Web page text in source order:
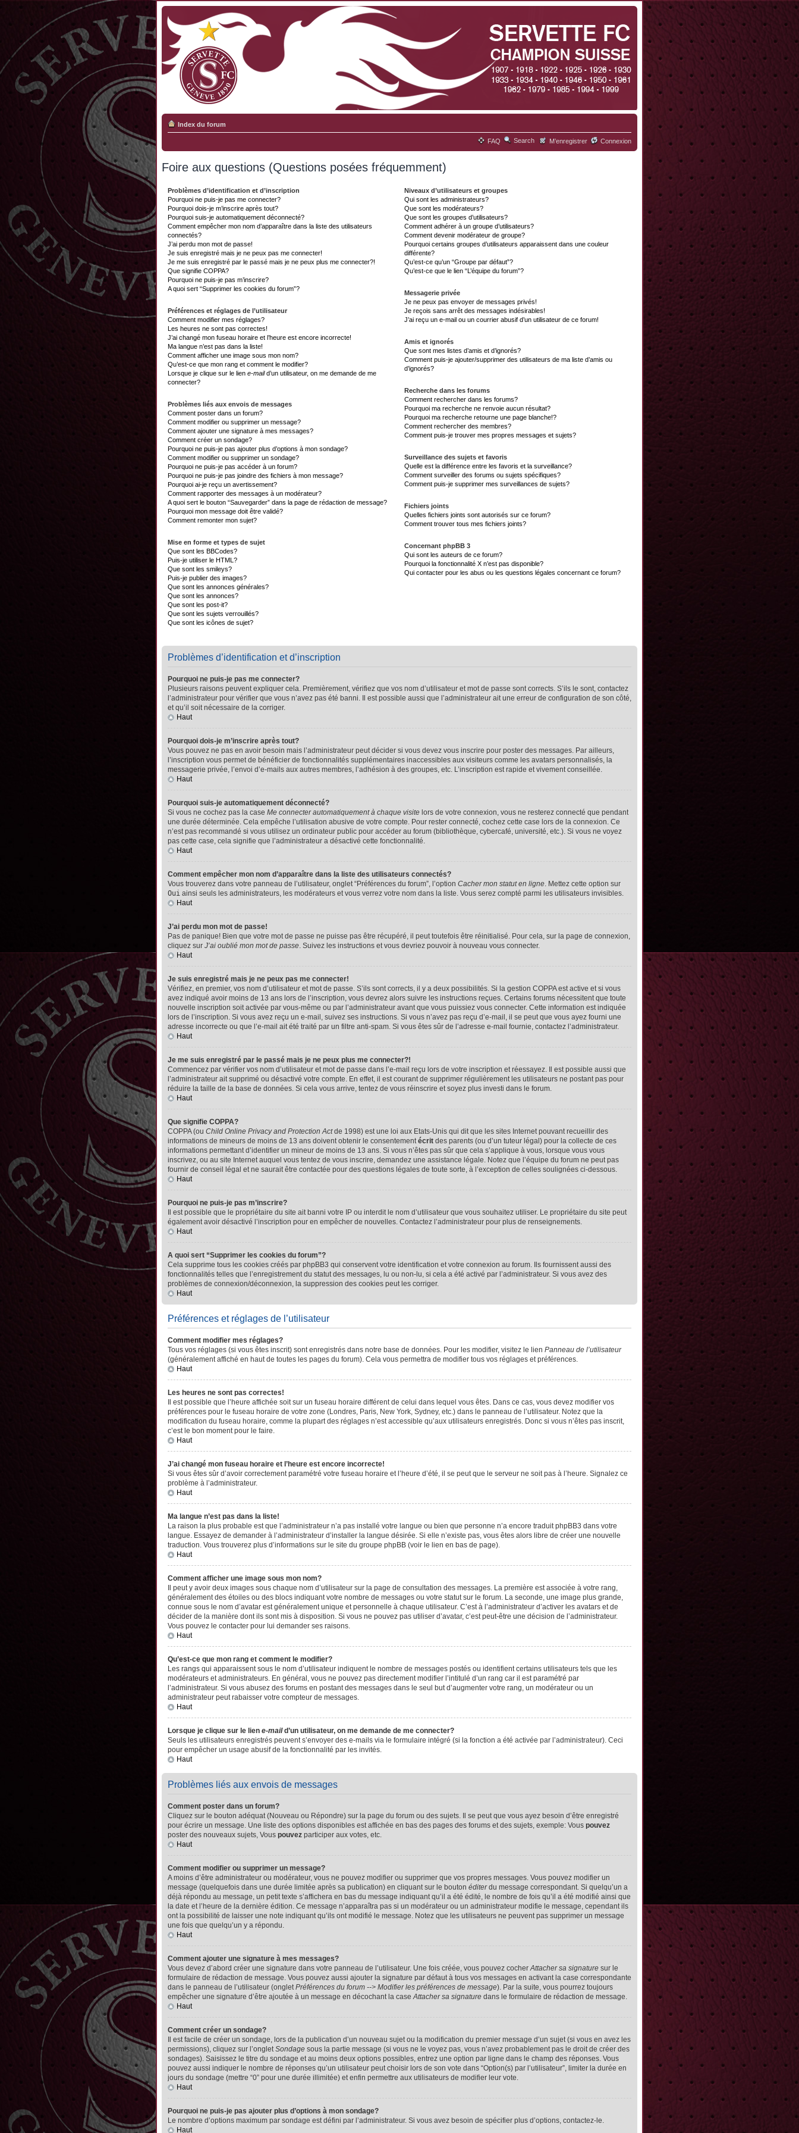
Index du forum
FAQ Search M’enregistrer Connexion
Foire aux questions (Questions posées fréquemment)
Problèmes d’identification et d’inscription
Pourquoi ne puis-je pas me connecter?
Pourquoi dois-je m’inscrire après tout?
Pourquoi suis-je automatiquement déconnecté?
Comment empêcher mon nom d’apparaître dans la liste des utilisateurs
connectés?
J’ai perdu mon mot de passe!
Je suis enregistré mais je ne peux pas me connecter!
Je me suis enregistré par le passé mais je ne peux plus me connecter?!
Que signifie COPPA?
Pourquoi ne puis-je pas m’inscrire?
A quoi sert “Supprimer les cookies du forum”?
Préférences et réglages de l’utilisateur
Comment modifier mes réglages?
Les heures ne sont pas correctes!
J’ai changé mon fuseau horaire et l’heure est encore incorrecte!
Ma langue n’est pas dans la liste!
Comment afficher une image sous mon nom?
Qu’est-ce que mon rang et comment le modifier?
Lorsque je clique sur le lien e-maild’un utilisateur, on me demande de me
connecter?
Problèmes liés aux envois de messages
Comment poster dans un forum?
Comment modifier ou supprimer un message?
Comment ajouter une signature à mes messages?
Comment créer un sondage?
Pourquoi ne puis-je pas ajouter plus d’options à mon sondage?
Comment modifier ou supprimer un sondage?
Pourquoi ne puis-je pas accéder à un forum?
Pourquoi ne puis-je pas joindre des fichiers à mon message?
Pourquoi ai-je reçu un avertissement?
Comment rapporter des messages à un modérateur?
A quoi sert le bouton “Sauvegarder” dans la page de rédaction de message?
Pourquoi mon message doit être validé?
Comment remonter mon sujet?
Mise en forme et types de sujet
Que sont les BBCodes?
Puis-je utiliser le HTML?
Que sont les smileys?
Puis-je publier des images?
Que sont les annonces générales?
Que sont les annonces?
Que sont les post-it?
Que sont les sujets verrouillés?
Que sont les icônes de sujet?
Niveaux d’utilisateurs et groupes
Qui sont les administrateurs?
Que sont les modérateurs?
Que sont les groupes d’utilisateurs?
Comment adhérer à un groupe d’utilisateurs?
Comment devenir modérateur de groupe?
Pourquoi certains groupes d’utilisateurs apparaissent dans une couleur
différente?
Qu’est-ce qu’un “Groupe par défaut”?
Qu’est-ce que le lien “L’équipe du forum”?
Messagerie privée
Je ne peux pas envoyer de messages privés!
Je reçois sans arrêt des messages indésirables!
J’ai reçu un e-mail ou un courrier abusif d’un utilisateur de ce forum!
Amis et ignorés
Que sont mes listes d’amis et d’ignorés?
Comment puis-je ajouter/supprimer des utilisateurs de ma liste d’amis ou
d’ignorés?
Recherche dans les forums
Comment rechercher dans les forums?
Pourquoi ma recherche ne renvoie aucun résultat?
Pourquoi ma recherche retourne une page blanche!?
Comment rechercher des membres?
Comment puis-je trouver mes propres messages et sujets?
Surveillance des sujets et favoris
Quelle est la différence entre les favoris et la surveillance?
Comment surveiller des forums ou sujets spécifiques?
Comment puis-je supprimer mes surveillances de sujets?
Fichiers joints
Quelles fichiers joints sont autorisés sur ce forum?
Comment trouver tous mes fichiers joints?
Concernant phpBB 3
Qui sont les auteurs de ce forum?
Pourquoi la fonctionnalité X n’est pas disponible?
Qui contacter pour les abus ou les questions légales concernant ce forum?
Problèmes d’identification et d’inscription
Pourquoi ne puis-je pas me connecter?
Plusieurs raisons peuvent expliquer cela. Premièrement, vérifiez que vos nom d’utilisateur et mot de passe sont corrects. S’ils le sont, contactez
l’administrateur pour vérifier que vous n’avez pas été banni. Il est possible aussi que l’administrateur ait une erreur de configuration de son côté,
et qu’il soit nécessaire de la corriger.
Haut
Pourquoi dois-je m’inscrire après tout?
Vous pouvez ne pas en avoir besoin mais l’administrateur peut décider si vous devez vous inscrire pour poster des messages. Par ailleurs,
l’inscription vous permet de bénéficier de fonctionnalités supplémentaires inaccessibles aux visiteurs comme les avatars personnalisés, la
messagerie privée, l’envoi d’e-mails aux autres membres, l’adhésion à des groupes, etc. L’inscription est rapide et vivement conseillée.
Haut
Pourquoi suis-je automatiquement déconnecté?
Si vous ne cochez pas la case Me connecter automatiquement à chaque visite lors de votre connexion, vous ne resterez connecté que pendant
une durée déterminée. Cela empêche l’utilisation abusive de votre compte. Pour rester connecté, cochez cette case lors de la connexion. Ce
n’est pas recommandé si vous utilisez un ordinateur public pour accéder au forum (bibliothèque, cybercafé, université, etc.). Si vous ne voyez
pas cette case, cela signifie que l’administrateur a désactivé cette fonctionnalité.
Haut
Comment empêcher mon nom d’apparaître dans la liste des utilisateurs connectés?
Vous trouverez dans votre panneau de l’utilisateur, onglet “Préférences du forum”, l’option Cacher mon statut en ligne. Mettez cette option sur
Oui ainsi seuls les administrateurs, les modérateurs et vous verrez votre nom dans la liste. Vous serez compté parmi les utilisateurs invisibles.
Haut
J’ai perdu mon mot de passe!
Pas de panique! Bien que votre mot de passe ne puisse pas être récupéré, il peut toutefois être réinitialisé. Pour cela, sur la page de connexion,
cliquez sur J’ai oublié mon mot de passe. Suivez les instructions et vous devriez pouvoir à nouveau vous connecter.
Haut
Je suis enregistré mais je ne peux pas me connecter!
Vérifiez, en premier, vos nom d’utilisateur et mot de passe. S’ils sont corrects, il y a deux possibilités. Si la gestion COPPA est active et si vous
avez indiqué avoir moins de 13 ans lors de l’inscription, vous devrez alors suivre les instructions reçues. Certains forums nécessitent que toute
nouvelle inscription soit activée par vous-même ou par l’administrateur avant que vous puissiez vous connecter. Cette information est indiquée
lors de l’inscription. Si vous avez reçu un e-mail, suivez ses instructions. Si vous n’avez pas reçu d’e-mail, il se peut que vous ayez fourni une
adresse incorrecte ou que l’e-mail ait été traité par un filtre anti-spam. Si vous êtes sûr de l’adresse e-mail fournie, contactez l’administrateur.
Haut
Je me suis enregistré par le passé mais je ne peux plus me connecter?!
Commencez par vérifier vos nom d’utilisateur et mot de passe dans l’e-mail reçu lors de votre inscription et réessayez. Il est possible aussi que
l’administrateur ait supprimé ou désactivé votre compte. En effet, il est courant de supprimer régulièrement les utilisateurs ne postant pas pour
réduire la taille de la base de données. Si cela vous arrive, tentez de vous réinscrire et soyez plus investi dans le forum.
Haut
Que signifie COPPA?
COPPA (ou Child Online Privacy and Protection Actde 1998) est une loi aux Etats-Unis qui dit que les sites Internet pouvant recueillir des
informations de mineurs de moins de 13 ans doivent obtenir le consentementécrit des parents (ou d’un tuteur légal) pour la collecte de ces
informations permettant d’identifier un mineur de moins de 13 ans. Si vous n’êtes pas sûr que cela s’applique à vous, lorsque vous vous
inscrivez, ou au site Internet auquel vous tentez de vous inscrire, demandez une assistance légale. Notez que l’équipe du forum ne peut pas
fournir de conseil légal et ne saurait être contactée pour des questions légales de toute sorte, à l’exception de celles soulignées ci-dessous.
Haut
Pourquoi ne puis-je pas m’inscrire?
Il est possible que le propriétaire du site ait banni votre IP ou interdit le nom d’utilisateur que vous souhaitez utiliser. Le propriétaire du site peut
également avoir désactivé l’inscription pour en empêcher de nouvelles. Contactez l’administrateur pour plus de renseignements.
Haut
A quoi sert “Supprimer les cookies du forum”?
Cela supprime tous les cookies créés par phpBB3 qui conservent votre identification et votre connexion au forum. Ils fournissent aussi des
fonctionnalités telles que l’enregistrement du statut des messages, lu ou non-lu, si cela a été activé par l’administrateur. Si vous avez des
problèmes de connexion/déconnexion, la suppression des cookies peut les corriger.
Haut
Préférences et réglages de l’utilisateur
Comment modifier mes réglages?
Tous vos réglages (si vous êtes inscrit) sont enregistrés dans notre base de données. Pour les modifier, visitez le lien Panneau de l’utilisateur
(généralement affiché en haut de toutes les pages du forum). Cela vous permettra de modifier tous vos réglages et préférences.
Haut
Les heures ne sont pas correctes!
Il est possible que l’heure affichée soit sur un fuseau horaire différent de celui dans lequel vous êtes. Dans ce cas, vous devez modifier vos
préférences pour le fuseau horaire de votre zone (Londres, Paris, New York, Sydney, etc.) dans le panneau de l’utilisateur. Notez que la
modification du fuseau horaire, comme la plupart des réglages n’est accessible qu’aux utilisateurs enregistrés. Donc si vous n’êtes pas inscrit,
c’est le bon moment pour le faire.
Haut
J’ai changé mon fuseau horaire et l’heure est encore incorrecte!
Si vous êtes sûr d’avoir correctement paramétré votre fuseau horaire et l’heure d’été, il se peut que le serveur ne soit pas à l’heure. Signalez ce
problème à l’administrateur.
Haut
Ma langue n’est pas dans la liste!
La raison la plus probable est que l’administrateur n’a pas installé votre langue ou bien que personne n’a encore traduit phpBB3 dans votre
langue. Essayez de demander à l’administrateur d’installer la langue désirée. Si elle n’existe pas, vous êtes alors libre de créer une nouvelle
traduction. Vous trouverez plus d’informations sur le site du groupe phpBB (voir le lien en bas de page).
Haut
Comment afficher une image sous mon nom?
Il peut y avoir deux images sous chaque nom d’utilisateur sur la page de consultation des messages. La première est associée à votre rang,
généralement des étoiles ou des blocs indiquant votre nombre de messages ou votre statut sur le forum. La seconde, une image plus grande,
connue sous le nom d’avatar est généralement unique et personnelle à chaque utilisateur. C’est à l’administrateur d’activer les avatars et de
décider de la manière dont ils sont mis à disposition. Si vous ne pouvez pas utiliser d’avatar, c’est peut-être une décision de l’administrateur.
Vous pouvez le contacter pour lui demander ses raisons.
Haut
Qu’est-ce que mon rang et comment le modifier?
Les rangs qui apparaissent sous le nom d’utilisateur indiquent le nombre de messages postés ou identifient certains utilisateurs tels que les
modérateurs et administrateurs. En général, vous ne pouvez pas directement modifier l’intitulé d’un rang car il est paramétré par
l’administrateur. Si vous abusez des forums en postant des messages dans le seul but d’augmenter votre rang, un modérateur ou un
administrateur peut rabaisser votre compteur de messages.
Haut
Lorsque je clique sur le lien e-maild’un utilisateur, on me demande de me connecter?
Seuls les utilisateurs enregistrés peuvent s’envoyer des e-mails via le formulaire intégré (si la fonction a été activée par l’administrateur). Ceci
pour empêcher un usage abusif de la fonctionnalité par les invités.
Haut
Problèmes liés aux envois de messages
Comment poster dans un forum?
Cliquez sur le bouton adéquat (Nouveau ou Répondre) sur la page du forum ou des sujets. Il se peut que vous ayez besoin d’être enregistré
pour écrire un message. Une liste des options disponibles est affichée en bas des pages des forums et des sujets, exemple: Vous pouvez
poster des nouveaux sujets, Vous pouvez participer aux votes, etc.
Haut
Comment modifier ou supprimer un message?
A moins d’être administrateur ou modérateur, vous ne pouvez modifier ou supprimer que vos propres messages. Vous pouvez modifier un
message (quelquefois dans une durée limitée après sa publication) en cliquant sur le bouton éditerdu message correspondant. Si quelqu’un a
déjà répondu au message, un petit texte s’affichera en bas du message indiquant qu’il a été édité, le nombre de fois qu’il a été modifié ainsi que
la date et l’heure de la dernière édition. Ce message n’apparaîtra pas si un modérateur ou un administrateur modifie le message, cependant ils
ont la possibilité de laisser une note indiquant qu’ils ont modifié le message. Notez que les utilisateurs ne peuvent pas supprimer un message
une fois que quelqu’un y a répondu.
Haut
Comment ajouter une signature à mes messages?
Vous devez d’abord créer une signature dans votre panneau de l’utilisateur. Une fois créée, vous pouvez cocherAttacher sa signature sur le
formulaire de rédaction de message. Vous pouvez aussi ajouter la signature par défaut à tous vos messages en activant la case correspondante
dans le panneau de l’utilisateur (ongletPréférences du forum --> Modifier les préférences de message). Par la suite, vous pourrez toujours
empêcher une signature d’être ajoutée à un message en décochant la caseAttacher sa signature dans le formulaire de rédaction de message.
Haut
Comment créer un sondage?
Il est facile de créer un sondage, lors de la publication d’un nouveau sujet ou la modification du premier message d’un sujet (si vous en avez les
permissions), cliquez sur l’ongletSondage sous la partie message (si vous ne le voyez pas, vous n’avez probablement pas le droit de créer des
sondages). Saisissez le titre du sondage et au moins deux options possibles, entrez une option par ligne dans le champ des réponses. Vous
pouvez aussi indiquer le nombre de réponses qu’un utilisateur peut choisir lors de son vote dans “Option(s) par l’utilisateur”, limiter la durée en
jours du sondage (mettre “0” pour une durée illimitée) et enfin permettre aux utilisateurs de modifier leur vote.
Haut
Pourquoi ne puis-je pas ajouter plus d’options à mon sondage?
Le nombre d’options maximum par sondage est défini par l’administrateur. Si vous avez besoin de spécifier plus d’options, contactez-le.
Haut